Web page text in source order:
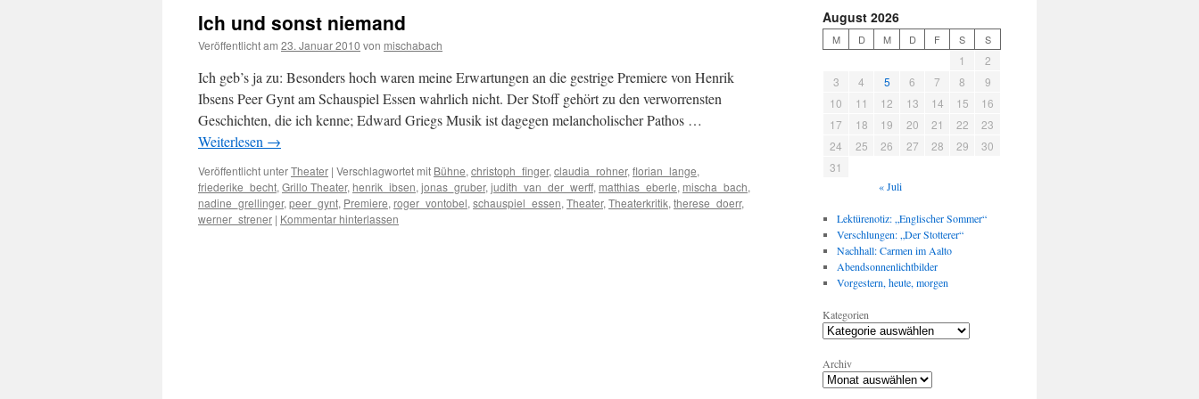
Ich und sonst niemand
Veröffentlicht am 23. Januar 2010 von mischabach
Ich geb’s ja zu: Besonders hoch waren meine Erwartungen an die gestrige Premiere von Henrik
Ibsens Peer Gynt am Schauspiel Essen wahrlich nicht. Der Stoff gehört zu den verworrensten
Geschichten, die ich kenne; Edward Griegs Musik ist dagegen melancholischer Pathos …
Weiterlesen →
Veröffentlicht unterTheater | Verschlagwortet mit Bühne, christoph_finger, claudia_rohner, florian_lange,
friederike_becht, Grillo Theater, henrik_ibsen, jonas_gruber, judith_van_der_werff, matthias_eberle, mischa_bach,
nadine_grellinger, peer_gynt, Premiere, roger_vontobel, schauspiel_essen, Theater, Theaterkritik, therese_doerr,
werner_strener | Kommentar hinterlassen
August 2026
M D M D F S S
1
2
3
4 5 6 7 8
9
10
11 12 13 14 15
16
17
18 19 20 21 22
23
24
25 26 27 28 29
30
31
« Juli
Lektürenotiz: „Englischer Sommer“
Verschlungen: „Der Stotterer“
Nachhall: Carmen im Aalto
Abendsonnenlichtbilder
Vorgestern, heute, morgen
Kategorien
Archiv